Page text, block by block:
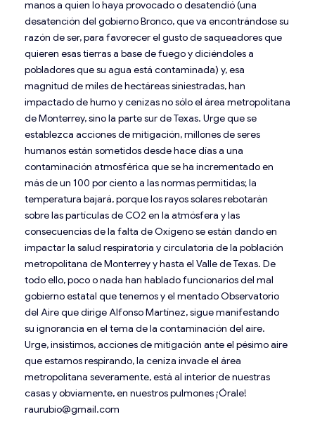
manos a quien lo haya provocado o desatendió (una
desatención del gobierno Bronco, que va encontrándose su
razón de ser, para favorecer el gusto de saqueadores que
quieren esas tierras a base de fuego y diciéndoles a
pobladores que su agua está contaminada) y, esa
magnitud de miles de hectáreas siniestradas, han
impactado de humo y cenizas no sólo el área metropolitana
de Monterrey, sino la parte sur de Texas. Urge que se
establezca acciones de mitigación, millones de seres
humanos están sometidos desde hace días a una
contaminación atmosférica que se ha incrementado en
más de un 100 por ciento a las normas permitidas; la
temperatura bajará, porque los rayos solares rebotarán
sobre las partículas de CO2 en la atmósfera y las
consecuencias de la falta de Oxígeno se están dando en
impactar la salud respiratoria y circulatoria de la población
metropolitana de Monterrey y hasta el Valle de Texas. De
todo ello, poco o nada han hablado funcionarios del mal
gobierno estatal que tenemos y el mentado Observatorio
del Aire que dirige Alfonso Martínez, sigue manifestando
su ignorancia en el tema de la contaminación del aire.
Urge, insistimos, acciones de mitigación ante el pésimo aire
que estamos respirando, la ceniza invade el área
metropolitana severamente, está al interior de nuestras
casas y obviamente, en nuestros pulmones ¡Órale!
raurubio@gmail.com